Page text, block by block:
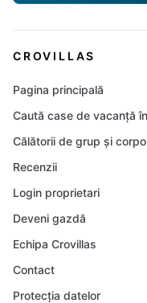
CROVILLAS
Pagina principală
Caută case de vacanță
Călătorii de grup și
Recenzii
Login proprietari
Deveni gazdă
Echipa Crovillas
Contact
Protecția datelor